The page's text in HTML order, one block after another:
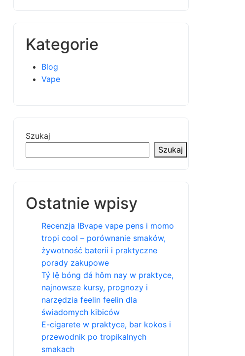
Kategorie
Blog
Vape
Szukaj
Szukaj
Ostatnie wpisy
Recenzja IBvape vape pens i momo
tropi cool – porównanie smaków,
żywotność baterii i praktyczne
porady zakupowe
Tỷ lệ bóng đá hôm nay w praktyce,
najnowsze kursy, prognozy i
narzędzia feelin feelin dla
świadomych kibiców
E-cigarete w praktyce, bar kokos i
przewodnik po tropikalnych
smakach